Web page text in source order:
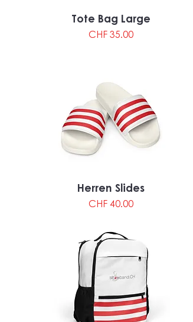
Tote Bag Large
Preis
CHF 35.00
Herren Slides
Preis
CHF 40.00